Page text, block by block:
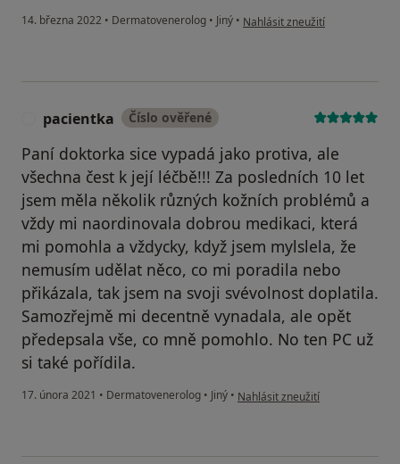
14. března 2022 • Dermatovenerolog • Jiný • podle názoru uživatele
Nahlásit zneužití
pacientka Číslo ověřené
Paní doktorka sice vypadá jako protiva, ale
všechna čest k její léčbě!!! Za posledních 10 let
jsem měla několik různých kožních problémů a
vždy mi naordinovala dobrou medikaci, která
mi pomohla a vždycky, když jsem mylslela, že
nemusím udělat něco, co mi poradila nebo
přikázala, tak jsem na svoji svévolnost doplatila.
Samozřejmě mi decentně vynadala, ale opět
předepsala vše, co mně pomohlo. No ten PC už
si také pořídila.
17. února 2021 • Dermatovenerolog • Jiný • podle názoru uživatele pacientka
Nahlásit zneužití